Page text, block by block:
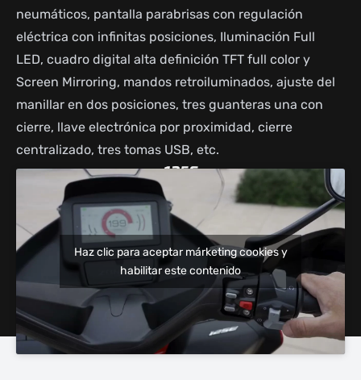
neumáticos, pantalla parabrisas con regulación
eléctrica con infinitas posiciones, Iluminación Full
LED, cuadro digital alta definición TFT full color y
Screen Mirroring, mandos retroiluminados, ajuste del
manillar en dos posiciones, tres guanteras una con
cierre, llave electrónica por proximidad, cierre
centralizado, tres tomas USB, etc.
125E
3.887€
Seguro gratis*
Precio estimado de Venta al Público en Península y Baleares (sujeto a
posibles modificaciones), no vinculante para el Vendedor Autorizado. IVA al
21% y transporte incluidos. Gastos de gestoría, tasas e IVTM no incluidos.
Haz clic para aceptar márketing cookies y
habilitar este contenido